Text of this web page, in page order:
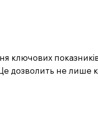
ключових
дозволить не лише